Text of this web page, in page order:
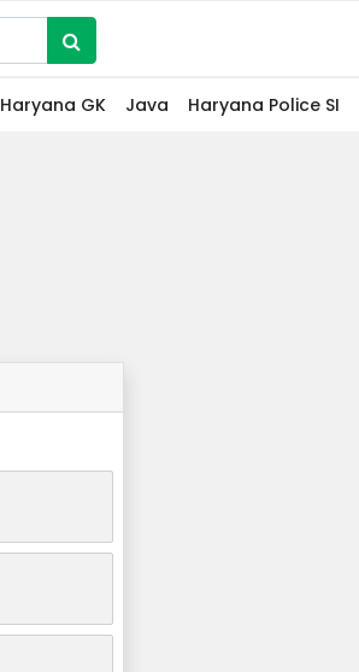
Haryana GK Java Haryana Police SI